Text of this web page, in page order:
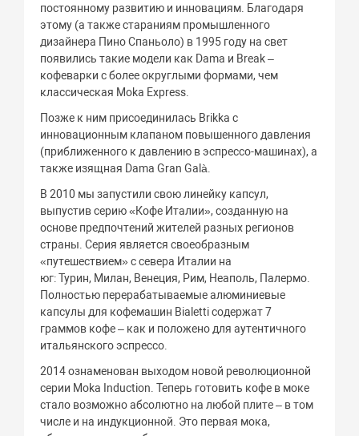
постоянному развитию и инновациям. Благодаря
этому (а также стараниям промышленного
дизайнера Пино Спаньоло) в 1995 году на свет
появились такие модели как Dama и Break –
кофеварки с более округлыми формами, чем
классическая Moka Express.
Позже к ним присоединилась Brikka с
инновационным клапаном повышенного давления
(приближенного к давлению в эспрессо-машинах), а
также изящная Dama Gran Galà.
В 2010 мы запустили свою линейку капсул,
выпустив серию «Кофе Италии», созданную на
основе предпочтений жителей разных регионов
страны. Серия является своеобразным
«путешествием» с севера Италии на
юг: Турин, Милан, Венеция, Рим, Неаполь, Палермо.
Полностью перерабатываемые алюминиевые
капсулы для кофемашин Bialetti содержат 7
граммов кофе – как и положено для аутентичного
итальянского эспрессо.
2014 ознаменован выходом новой революционной
серии Moka Induction. Теперь готовить кофе в моке
стало возможно абсолютно на любой плите – в том
числе и на индукционной. Это первая мока,